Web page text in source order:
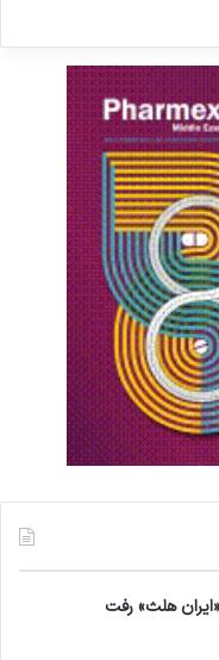
بايد بگوييم
ما، با
آشنا شده و براي
و عشاير در
ايسپا گفت:
دهه‌هاي گذشته
داشت كه حدود
دريافت خدمات
دارند. نتايج
را نشان مي‌دهد
بيمه‌اي مداخله
بر سازمان‌هاي
قادر به ارايه
هلث» رفت